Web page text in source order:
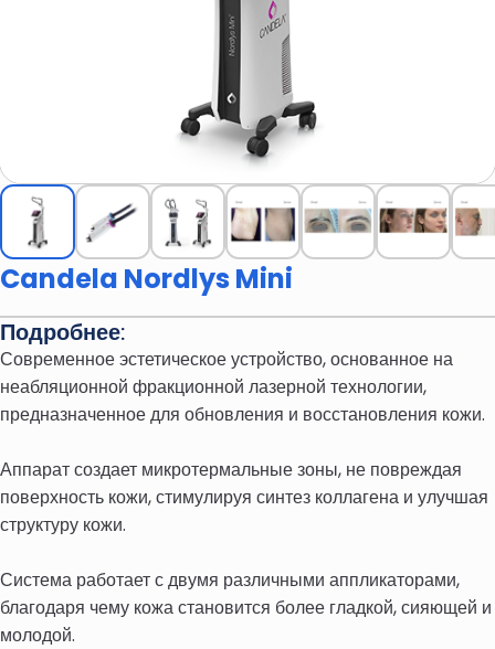
Candela Nordlys Mini
Подробнее:
Современное эстетическое устройство, основанное на
неабляционной фракционной лазерной технологии,
предназначенное для обновления и восстановления кожи.
Аппарат создает микротермальные зоны, не повреждая
поверхность кожи, стимулируя синтез коллагена и улучшая
структуру кожи.
Система работает с двумя различными аппликаторами,
благодаря чему кожа становится более гладкой, сияющей и
молодой.